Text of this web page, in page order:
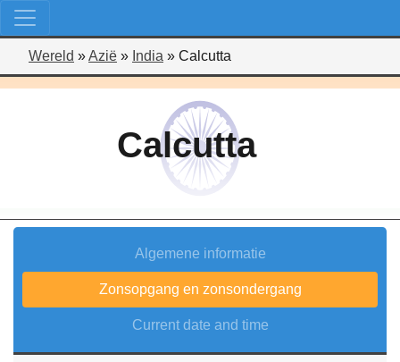
Wereld »Azië » India » Calcutta
Calcutta
Algemene informatie
Zonsopgang en zonsondergang
Current date and time